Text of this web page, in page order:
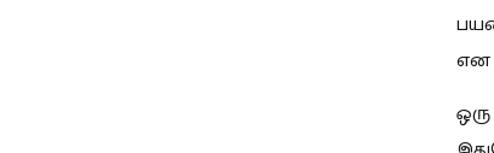
என